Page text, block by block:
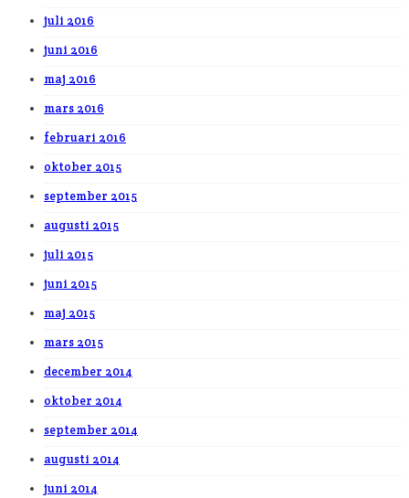
juli 2016
juni 2016
maj 2016
mars 2016
februari 2016
oktober 2015
september 2015
augusti 2015
juli 2015
juni 2015
maj 2015
mars 2015
december 2014
oktober 2014
september 2014
augusti 2014
juni 2014